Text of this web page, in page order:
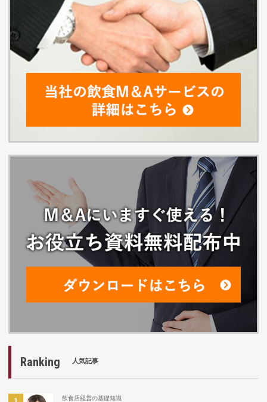
Ranking 人気記事
飲食店経営の基礎知識